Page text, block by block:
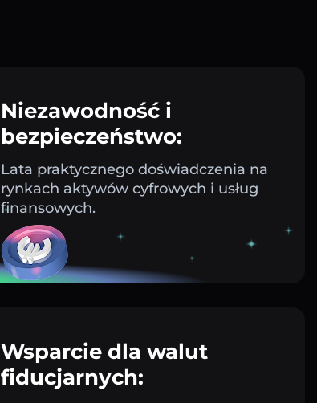
Niezawodność i
bezpieczeństwo:
Lata praktycznego doświadczenia na
rynkach aktywów cyfrowych i usług
finansowych.
Wsparcie dla walut
fiducjarnych: